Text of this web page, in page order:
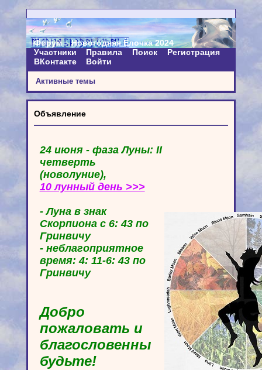
Форум
Новогодняя Ёлочка 2024
Участники
Правила Поиск
Регистрация
ВКонтакте
Войти
Активные темы
Объявление
24 июня - фаза Луны: II
четверть
(новолуние),
10 лунный день >>>
- Луна в знак
Скорпиона с 6: 43 по
Гринвичу
- неблагоприятное
время: 4: 11-6: 43 по
Гринвичу
Добро
пожаловать и
благословенны
будьте!